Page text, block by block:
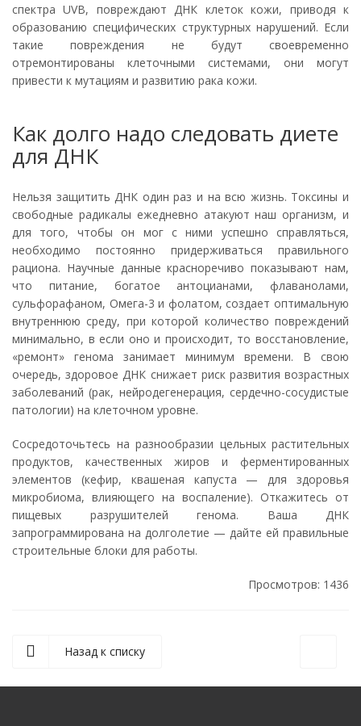
спектра UVB, повреждают ДНК клеток кожи, приводя к
образованию специфических структурных нарушений. Если
такие повреждения не будут своевременно
отремонтированы клеточными системами, они могут
привести к мутациям и развитию рака кожи.
Как долго надо следовать диете
для ДНК
Нельзя защитить ДНК один раз и на всю жизнь. Токсины и
свободные радикалы ежедневно атакуют наш организм, и
для того, чтобы он мог с ними успешно справляться,
необходимо постоянно придерживаться правильного
рациона. Научные данные красноречиво показывают нам,
что питание, богатое антоцианами, флаванолами,
сульфорафаном, Омега-3 и фолатом, создает оптимальную
внутреннюю среду, при которой количество повреждений
минимально, в если оно и происходит, то восстановление,
«ремонт» генома занимает минимум времени. В свою
очередь, здоровое ДНК снижает риск развития возрастных
заболеваний (рак, нейродегенерация, сердечно-сосудистые
патологии) на клеточном уровне.
Сосредоточьтесь на разнообразии цельных растительных
продуктов, качественных жиров и ферментированных
элементов (кефир, квашеная капуста — для здоровья
микробиома, влияющего на воспаление). Откажитесь от
пищевых разрушителей генома. Ваша ДНК
запрограммирована на долголетие — дайте ей правильные
строительные блоки для работы.
Просмотров: 1436
Назад к списку